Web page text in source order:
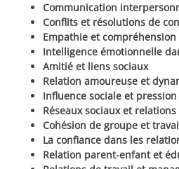
Communication
Conflits et résolutions de
Empathie et compréhension
Intelligence émotionnelle
Amitié et liens sociaux
Relation amoureuse et
Influence sociale et
Réseaux sociaux et
Cohésion de groupe et
La confiance dans les
Relation parent-enfant et